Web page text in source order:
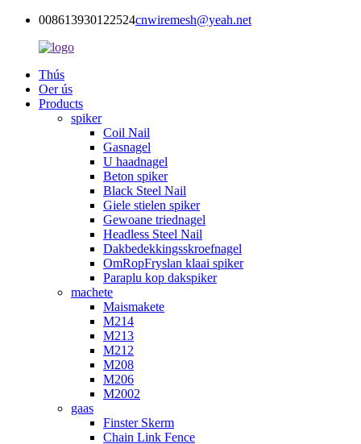
008613930122524cnwiremesh@yeah.net
Thús
Oer ús
Products
spiker
Coil Nail
Gasnagel
U haadnagel
Beton spiker
Black Steel Nail
Giele stielen spiker
Gewoane triednagel
Headless Steel Nail
Dakbedekkingsskroefnagel
OmRopFryslan klaai spiker
Paraplu kop dakspiker
machete
Maismakete
M214
M213
M212
M208
M206
M2002
gaas
Finster Skerm
Chain Link Fence